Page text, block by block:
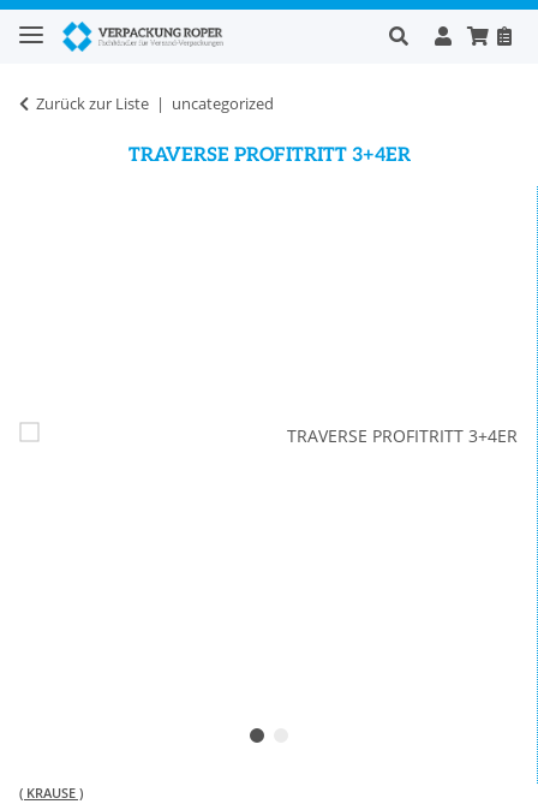
Zurück zur Liste uncategorized
TRAVERSE PROFITRITT 3+4ER
( KRAUSE )